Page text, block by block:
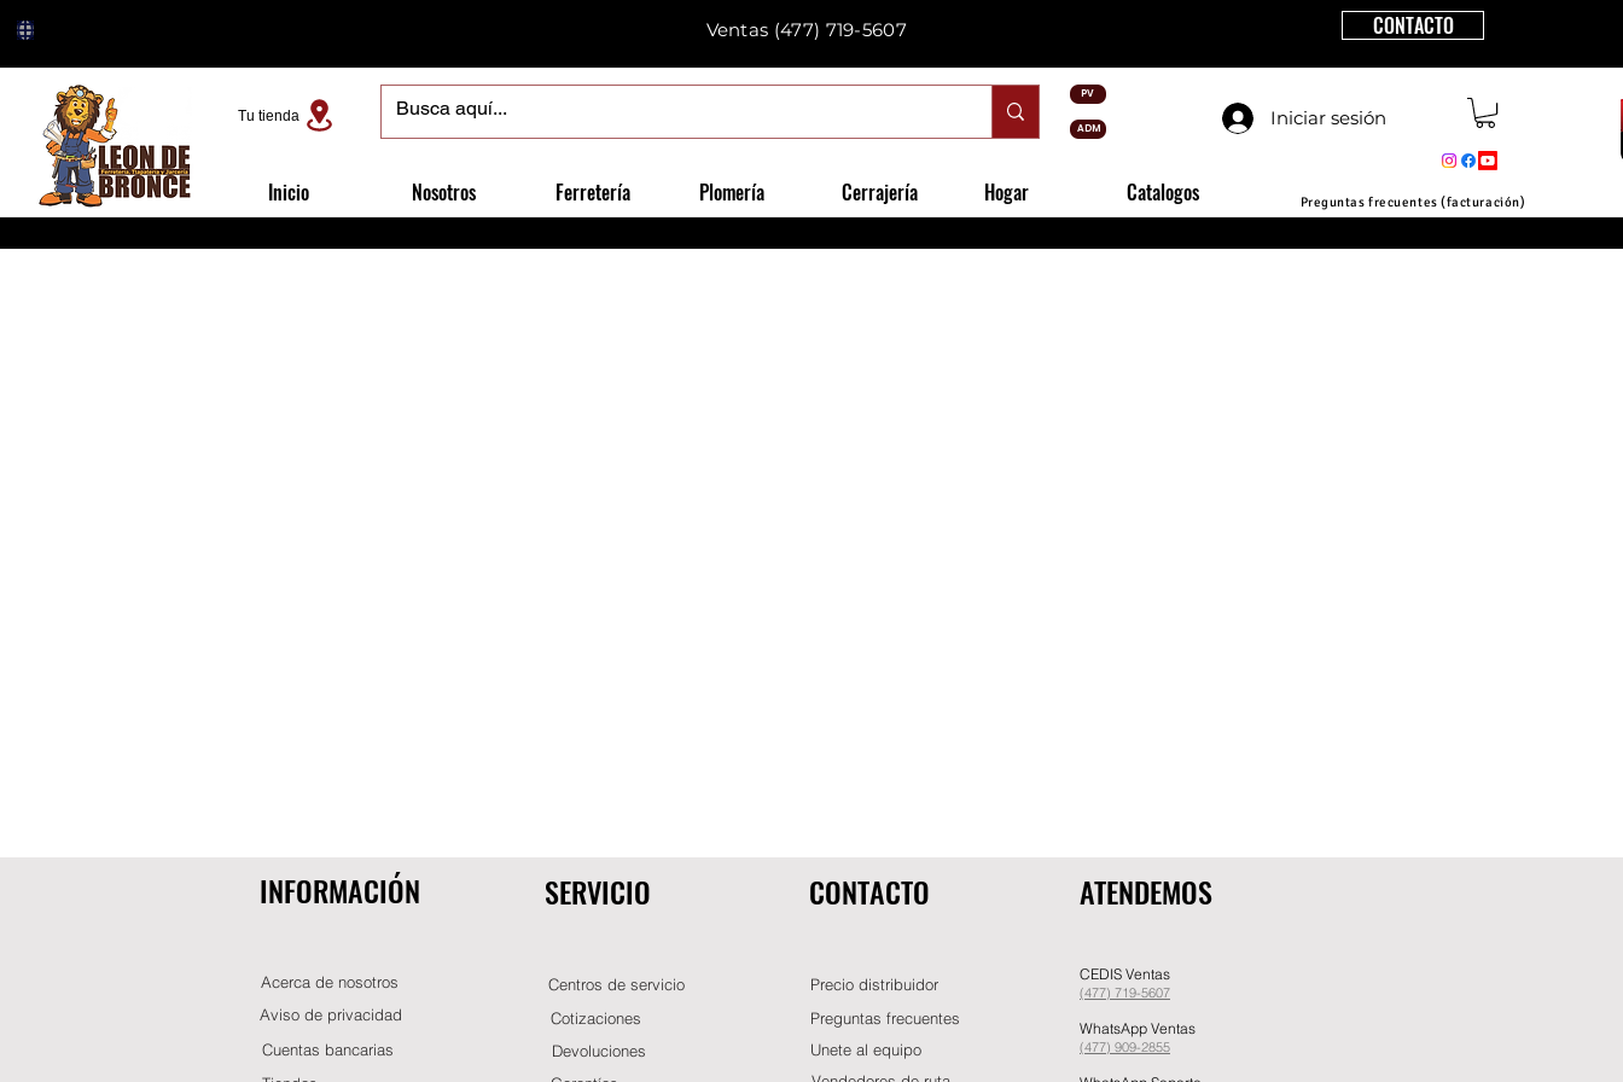
PV
ADM
Ventas (477) 719-5607 CONTACTO
Iniciar sesión
Tu tienda
Inicio Nosotros Ferretería Plomería Cerrajería Hogar Catalogos Preguntas frecuentes (facturación)
INFORMACIÓN
Acerca de nosotros
Aviso de privacidad
Cuentas bancarias
SERVICIO
Centros de servicio
Cotizaciones
Devoluciones
CONTACTO
Precio distribuidor
Preguntas frecuentes
Unete al equipo
ATENDEMOS
CEDIS Ventas
(477) 719-5607
WhatsApp Ventas
(477) 909-2855